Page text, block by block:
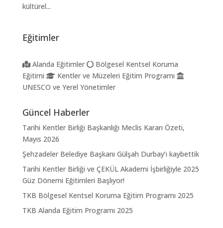
kültürel...
Eğitimler
Alanda Eğitimler
Bölgesel Kentsel Koruma
Eğitimi
Kentler ve Müzeleri Eğitim Programı
UNESCO ve Yerel Yönetimler
Güncel Haberler
Tarihi Kentler Birliği Başkanlığı Meclis Kararı Özeti,
Mayıs 2026
Şehzadeler Belediye Başkanı Gülşah Durbay’ı kaybettik
Tarihi Kentler Birliği ve ÇEKÜL Akademi İşbirliğiyle 2025
Güz Dönemi Eğitimleri Başlıyor!
TKB Bölgesel Kentsel Koruma Eğitim Programı 2025
TKB Alanda Eğitim Programı 2025